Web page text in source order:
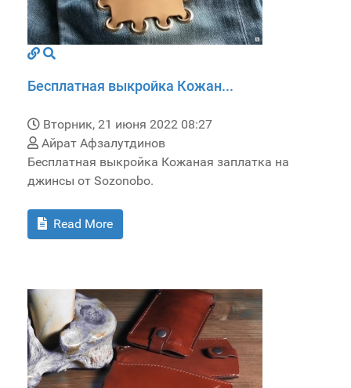
Бесплатная выкройка Кожан...
Вторник, 21 июня 2022 08:27
Айрат Афзалутдинов
Бесплатная выкройка Кожаная заплатка на
джинсы от Sozonobo.
Read More